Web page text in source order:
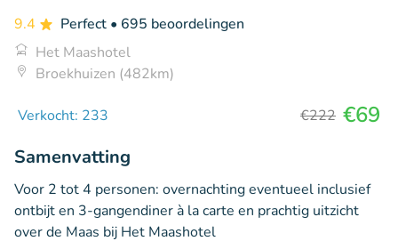
9.4 Perfect • 695 beoordelingen
Het Maashotel
Broekhuizen (482km)
Verkocht: 233 €222 €69
Samenvatting
Voor 2 tot 4 personen: overnachting eventueel inclusief
ontbijt en 3-gangendiner à la carte en prachtig uitzicht
over de Maas bij Het Maashotel